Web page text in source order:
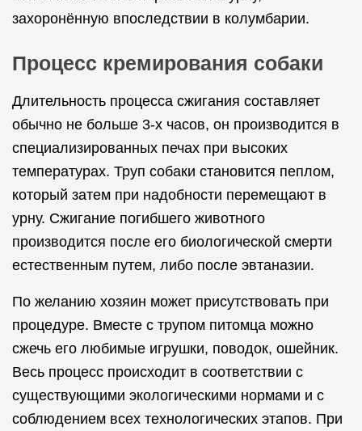
захоронённую впоследствии в колумбарии.
Процесс кремирования собаки
Длительность процесса сжигания составляет
обычно не больше 3-х часов, он производится в
специализированных печах при высоких
температурах. Труп собаки становится пеплом,
который затем при надобности перемещают в
урну. Сжигание погибшего животного
производится после его биологической смерти
естественным путем, либо после эвтаназии.
По желанию хозяин может присутствовать при
процедуре. Вместе с трупом питомца можно
сжечь его любимые игрушки, поводок, ошейник.
Весь процесс происходит в соответствии с
существующими экологическими нормами и с
соблюдением всех технологических этапов. При